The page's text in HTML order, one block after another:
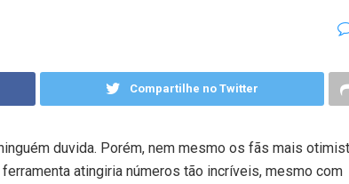
Compartilhe no Twitter
duvida. Porém, nem mesmo os fãs mais
atingiria números tão incríveis, mesmo com